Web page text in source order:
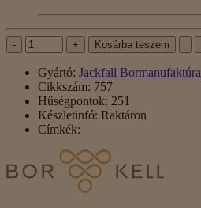
- + Kosárba teszem
Gyártó: Jackfall Bormanufaktúra
Cikkszám: 757
Hűségpontok: 251
Készletinfó: Raktáron
Címkék: